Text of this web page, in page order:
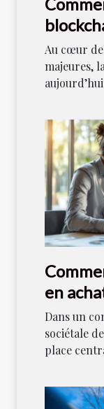
le
Au cœur
majeures,
en
Dans un
sociétale
place